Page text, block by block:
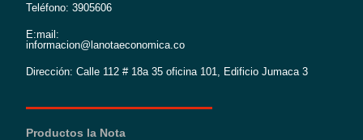
Teléfono: 3905606
E:mail:
informacion@lanotaeconomica.co
Dirección: Calle 112 # 18a 35 oficina 101, Edificio Jumaca 3
Productos la Nota